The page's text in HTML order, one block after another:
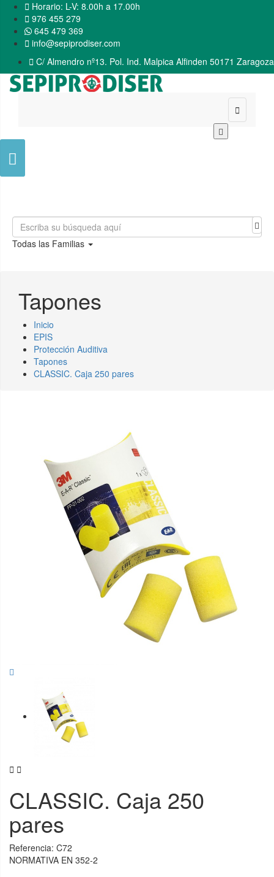
 Horario: L-V: 8.00h a 17.00h
 976 455 279
645 479 369
 info@sepiprodiser.com
 C/ Almendro nº13. Pol. Ind. Malpica Alfinden 50171 Zaragoza


Todas las Familias
Tapones
Inicio
EPIS
Protección Auditiva
Tapones
CLASSIC. Caja 250 pares
 
CLASSIC. Caja 250
pares
Referencia: C72
NORMATIVA EN 352-2